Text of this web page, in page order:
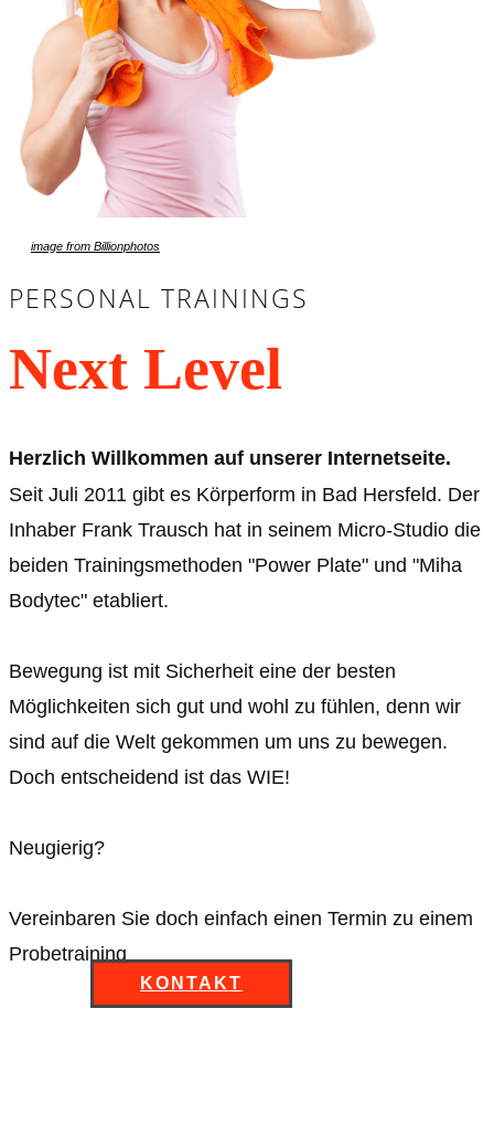
image f​rom Billionphotos
PERSONAL TRAININGS
Next Level
Herzlich Willkommen auf unserer Internetseite.
Seit Juli 2011 gibt es Körperform in Bad Hersfeld. Der
Inhaber Frank Trausch hat in seinem Micro-Studio die
beiden Trainingsmethoden "Power Plate" und "Miha
Bodytec" etabliert.
Bewegung ist mit Sicherheit eine der besten
Möglichkeiten sich gut und wohl zu fühlen, denn wir
sind auf die Welt gekommen um uns zu bewegen.
Doch entscheidend ist das WIE!
Neugierig?
Vereinbaren Sie doch einfach einen Termin zu einem
Probetraining
KONTAKT